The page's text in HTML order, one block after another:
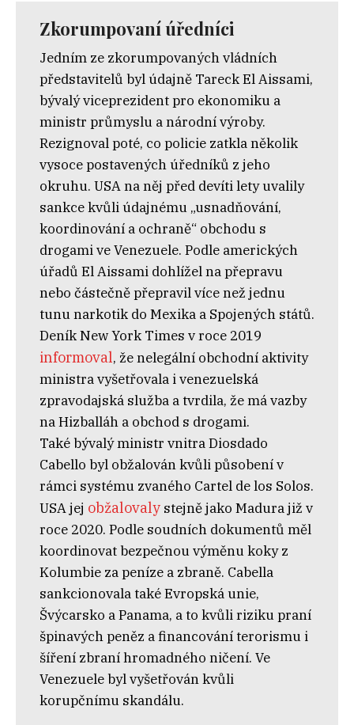
Zkorumpovaní úředníci
Jedním ze zkorumpovaných vládních
představitelů byl údajně Tareck El Aissami,
bývalý viceprezident pro ekonomiku a
ministr průmyslu a národní výroby.
Rezignoval poté, co policie zatkla několik
vysoce postavených úředníků z jeho
okruhu. USA na něj před devíti lety uvalily
sankce kvůli údajnému „usnadňování,
koordinování a ochraně“ obchodu s
drogami ve Venezuele. Podle amerických
úřadů El Aissami dohlížel na přepravu
nebo částečně přepravil více než jednu
tunu narkotik do Mexika a Spojených států.
Deník New York Times v roce 2019
informoval, že nelegální obchodní aktivity
ministra vyšetřovala i venezuelská
zpravodajská služba a tvrdila, že má vazby
na Hizballáh a obchod s drogami.
Také bývalý ministr vnitra Diosdado
Cabello byl obžalován kvůli působení v
rámci systému zvaného Cartel de los Solos.
USA jej obžalovaly stejně jako Madura již v
roce 2020. Podle soudních dokumentů měl
koordinovat bezpečnou výměnu koky z
Kolumbie za peníze a zbraně. Cabella
sankcionovala také Evropská unie,
Švýcarsko a Panama, a to kvůli riziku praní
špinavých peněz a financování terorismu i
šíření zbraní hromadného ničení. Ve
Venezuele byl vyšetřován kvůli
korupčnímu skandálu.